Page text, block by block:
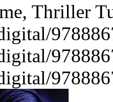
Thriller